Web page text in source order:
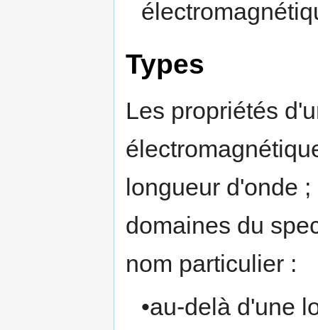
Types
Les propriétés
longueur d'onde
domaines du
nom particulier :
•au-delà d'une